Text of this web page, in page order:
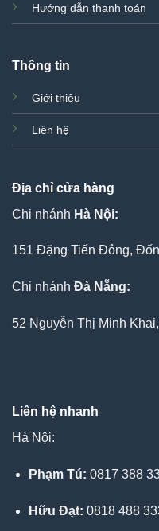
Hướng dẫn thanh toán
Thông tin
Giới thiệu
Liên hệ
Địa chỉ cửa hàng
Chi nhánh Hà Nội:
151 Đặng Tiến Đông,
Chi nhánh Đà Nẵng:
52 Nguyễn Thị Minh
Liên hệ nhanh
Hà Nội:
Phạm Tú: 0817 388
Hữu Đạt: 0818 488